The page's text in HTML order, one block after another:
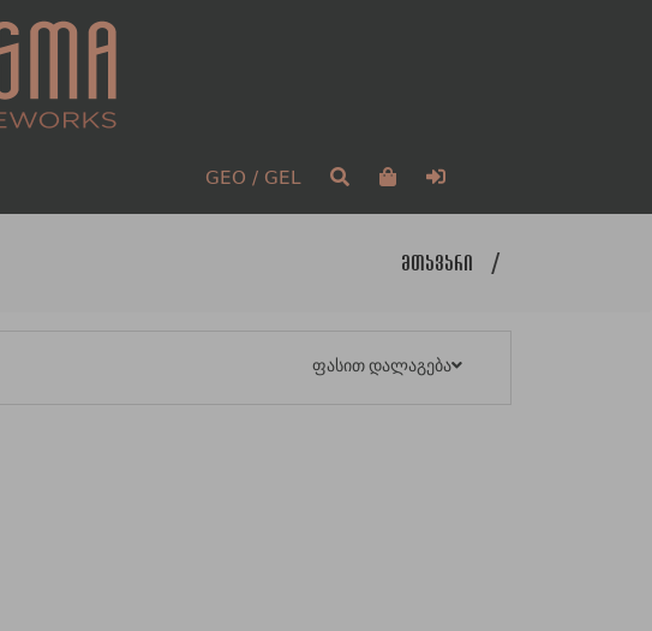
GEO / GEL
მთავარი /
ფასით დალაგება